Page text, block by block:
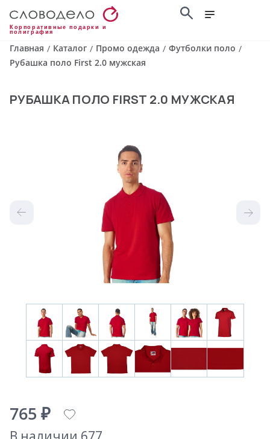
Корпоративные подарки и
полиграфия
Главная / Каталог / Промо одежда / Футболки поло /
Рубашка поло First 2.0 мужская
РУБАШКА ПОЛО FIRST 2.0 МУЖСКАЯ
765 ₽